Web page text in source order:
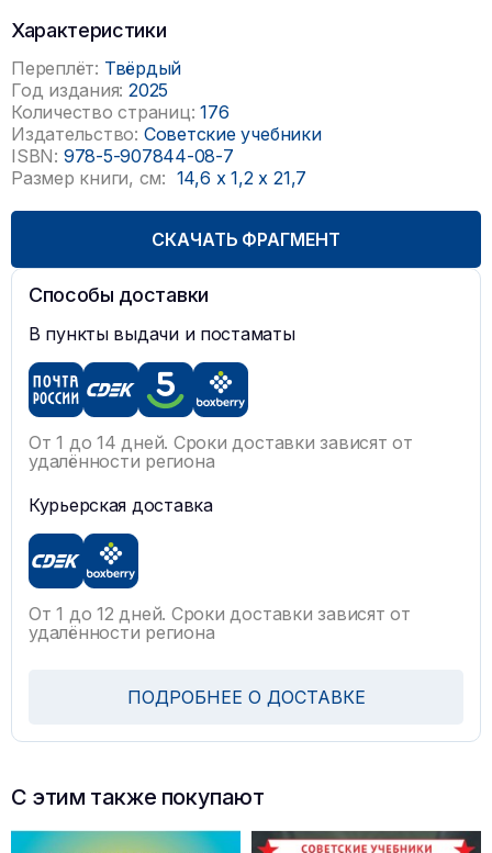
Характеристики
Переплёт: Твёрдый
Год издания: 2025
Количество страниц: 176
Издательство: Советские учебники
ISBN: 978-5-907844-08-7
Размер книги, см: 14,6 x 1,2 x 21,7
СКАЧАТЬ ФРАГМЕНТ
Способы доставки
В пункты выдачи и постаматы
От 1 до 14 дней. Сроки доставки зависят от
удалённости региона
Курьерская доставка
От 1 до 12 дней. Сроки доставки зависят от
удалённости региона
ПОДРОБНЕЕ О ДОСТАВКЕ
С этим также покупают